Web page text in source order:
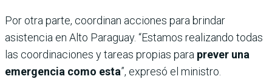
Por otra parte, coordinan acciones para brindar
asistencia en Alto Paraguay. “Estamos realizando todas
las coordinaciones y tareas propias para prever una
emergencia como esta”, expresó el ministro.